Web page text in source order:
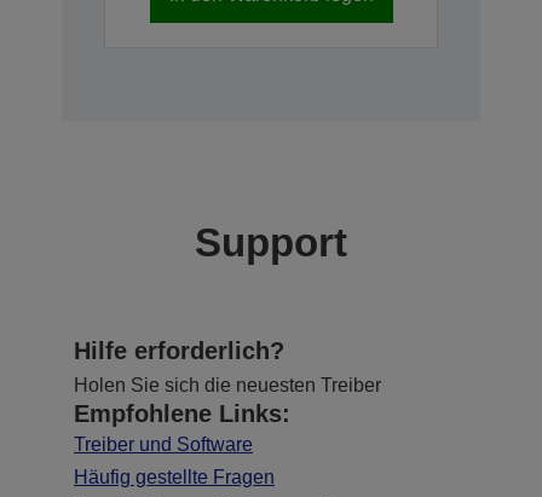
Support
Hilfe erforderlich?
Holen Sie sich die neuesten Treiber
Empfohlene Links:
Treiber und Software
Häufig gestellte Fragen